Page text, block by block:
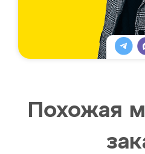
Похожая